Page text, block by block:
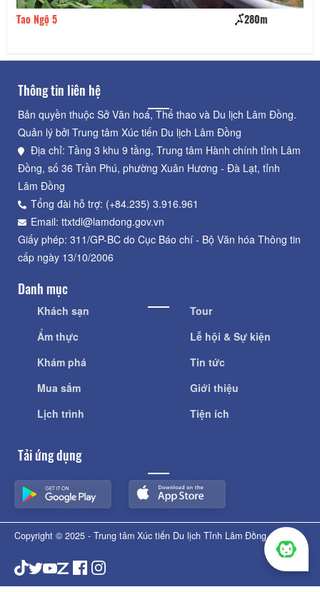
Thông tin liên hệ
Bản quyền thuộc Sở Văn hoá, Thể thao và Du lịch Lâm Đồng.
Quản lý bởi Trung tâm Xúc tiến Du lịch Lâm Đồng
Địa chỉ: Tầng 3 khu 9 tầng, Trung tâm Hành chính tỉnh Lâm
Đồng, số 36 Trần Phú, phường Xuân Hương - Đà Lạt, tỉnh
Lâm Đồng
Tổng đài hỗ trợ: (+84.235) 3.916.961
Email: ttxtdl@lamdong.gov.vn
Giấy phép: 311/GP-BC do Cục Báo chí - Bộ Văn hóa Thông tin
cấp ngày 13/10/2006
Danh mục
Khách sạn
Ẩm thực
Khám phá
Mua sắm
Lịch trình
Tour
Lễ hội & Sự kiện
Tin tức
Giới thiệu
Tiện ích
Tải ứng dụng
Copyright © 2025 - Trung tâm Xúc tiến Du lịch Tỉnh Lâm Đồng